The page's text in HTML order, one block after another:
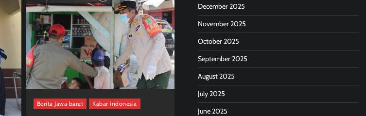
Berita Jawa barat Kabar indonesia
December 2025
November 2025
October 2025
September 2025
August 2025
July 2025
June 2025